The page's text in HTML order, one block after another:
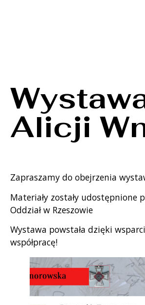
Alicji
Zapraszamy do obejrzenia
Materiały zostały udostępnione
Oddział w Rzeszowie
Wystawa powstała dzięki
współpracę!